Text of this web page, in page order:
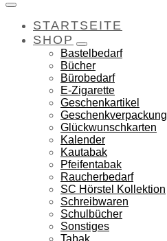
STARTSEITE
SHOP
Bastelbedarf
Bücher
Bürobedarf
E-Zigarette
Geschenkartikel
Geschenkverpackung
Glückwunschkarten
Kalender
Kautabak
Pfeifentabak
Raucherbedarf
SC Hörstel Kollektion
Schreibwaren
Schulbücher
Sonstiges
Tabak